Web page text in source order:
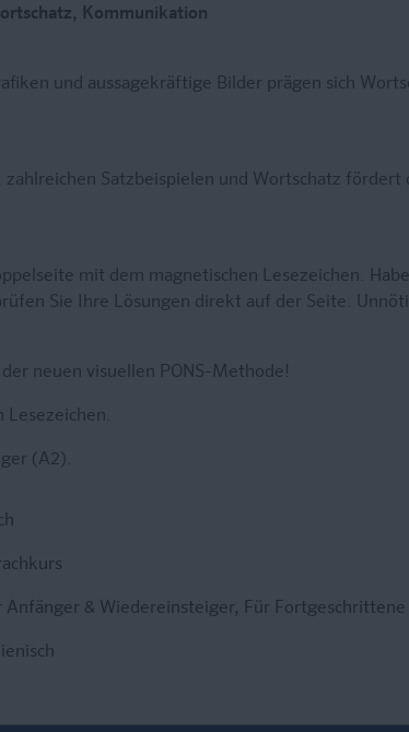
Kommunikation
und aussagekräftige Bilder prägen sich
zahlreichen Satzbeispielen und Wortschatz
mit dem magnetischen Lesezeichen.
Sie Ihre Lösungen direkt auf der Seite.
neuen visuellen PONS-Methode!
Lesezeichen.
(A2).
Anfänger & Wiedereinsteiger, Für Fortgeschrittene